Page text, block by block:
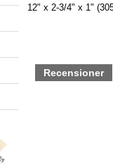
12" x 2-3/4" x 1"
Recensioner